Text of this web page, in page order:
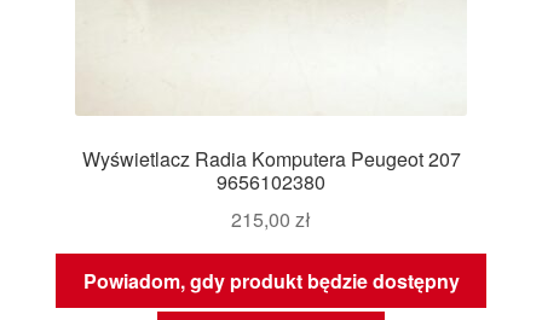
Wyświetlacz Radia Komputera Peugeot 207
9656102380
215,00 zł
Powiadom, gdy produkt będzie dostępny